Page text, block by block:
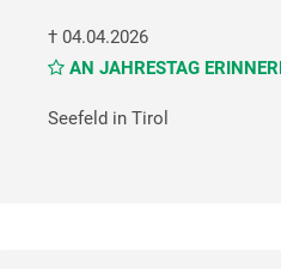
† 04.04.2026
AN JAHRESTAG
Seefeld in Tirol